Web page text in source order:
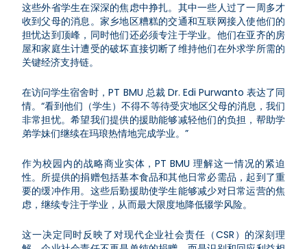
这些外省学生在深深的焦虑中挣扎。其中一些人过了一周多才
收到父母的消息。家乡地区糟糕的交通和互联网接入使他们的
担忧达到顶峰，同时他们还必须专注于学业。他们在亚齐的房
屋和家庭生计遭受的破坏直接切断了维持他们在外求学所需的
关键经济支持链。
在访问学生宿舍时，PT BMU 总裁 Dr. Edi Purwanto 表达了同
情。“看到他们（学生）不得不等待受灾地区父母的消息，我们
非常担忧。希望我们提供的援助能够减轻他们的负担，帮助学
弟学妹们继续在玛琅热情地完成学业。”
作为校园内的战略商业实体，PT BMU 理解这一情况的紧迫
性。所提供的捐赠包括基本食品和其他日常必需品，起到了重
要的缓冲作用。这些后勤援助使学生能够减少对日常运营的焦
虑，继续专注于学业，从而最大限度地降低辍学风险。
这一决定同时反映了对现代企业社会责任（CSR）的深刻理